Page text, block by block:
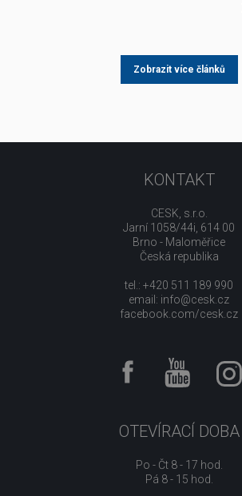
Zobrazit více článků
KONTAKT
CESK, s.r.o.
Jarní 1058/44i, 614 00
Brno - Maloměřice
Česká republika
tel.: +420 511 189 990
email: info@cesk.cz
facebook.com/cesk.cz
OTEVÍRACÍ DOBA
Po - Čt 8 - 17 hod.
Pá 8 - 15 hod.